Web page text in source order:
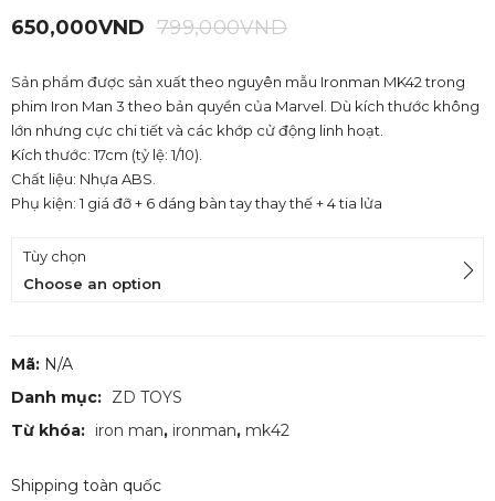
650,000VND 799,000VND
Sản phẩm được sản xuất theo nguyên mẫu Ironman MK42 trong
phim Iron Man 3 theo bản quyền của Marvel. Dù kích thước không
lớn nhưng cực chi tiết và các khớp cử động linh hoạt.
Kích thước: 17cm (tỷ lệ: 1/10).
Chất liệu: Nhựa ABS.
Phụ kiện: 1 giá đỡ + 6 dáng bàn tay thay thế + 4 tia lửa
Tùy chọn
Choose an option
Mã: N/A
Danh mục: ZD TOYS
Từ khóa: iron man, ironman, mk42
Shipping toàn quốc